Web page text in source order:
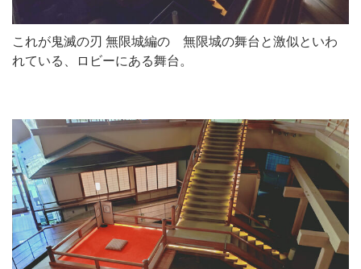
これが鬼滅の刃 無限城編の 無限城の舞台と激似といわ
れている、ロビーにある舞台。